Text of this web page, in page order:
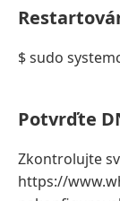
$ sudo
Potvrďte
Zkontrolujte
https://